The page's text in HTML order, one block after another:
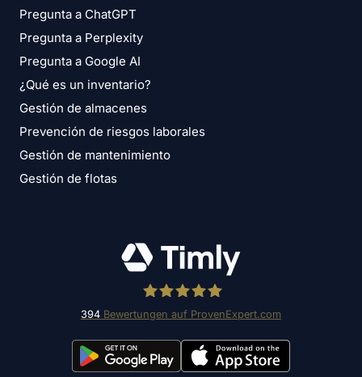
Pregunta a ChatGPT
Pregunta a Perplexity
Pregunta a Google AI
¿Qué es un inventario?
Gestión de almacenes
Prevención de riesgos laborales
Gestión de mantenimiento
Gestión de flotas
Timly Software AG
394 Bewertungen auf ProvenExpert.com